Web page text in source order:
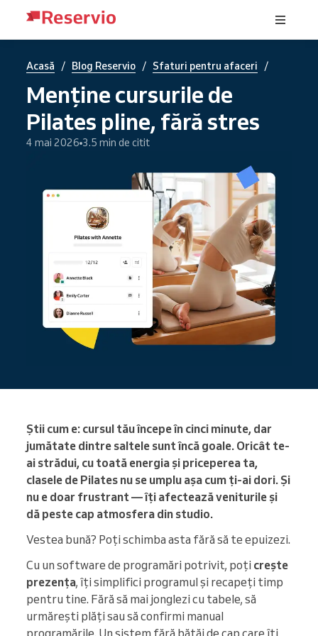
Acasă / Blog Reservio / Sfaturi pentru afaceri /
Menține cursurile de
Pilates pline, fără stres
4 mai 2026 3.5 min de citit
Știi cum e: cursul tău începe în cinci minute, dar
jumătate dintre saltele sunt încă goale. Oricât te-
ai strădui, cu toată energia și priceperea ta,
clasele de Pilates nu se umplu așa cum ți-ai dori. Și
nu e doar frustrant — îți afectează veniturile și
dă peste cap atmosfera din studio.
Vestea bună? Poți schimba asta fără să te epuizezi.
Cu un software de programări potrivit, poți crește
prezența, îți simplifici programul și recapeți timp
pentru tine. Fără să mai jonglezi cu tabele, să
urmărești plăți sau să confirmi manual